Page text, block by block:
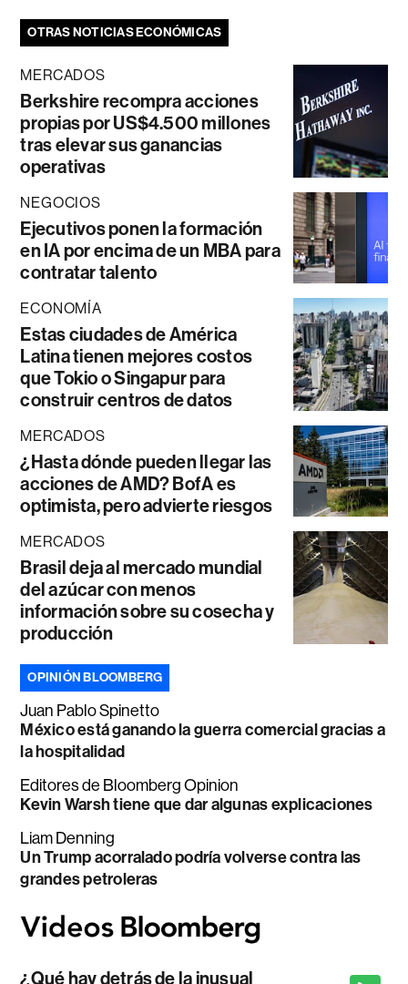
OTRAS NOTICIAS ECONÓMICAS
MERCADOS
Berkshire recompra acciones
propias por US$4.500 millones
tras elevar sus ganancias
operativas
NEGOCIOS
Ejecutivos ponen la formación
en IA por encima de un MBA para
contratar talento
ECONOMÍA
Estas ciudades de América
Latina tienen mejores costos
que Tokio o Singapur para
construir centros de datos
MERCADOS
¿Hasta dónde pueden llegar las
acciones de AMD? BofA es
optimista, pero advierte riesgos
MERCADOS
Brasil deja al mercado mundial
del azúcar con menos
información sobre su cosecha y
producción
OPINIÓN BLOOMBERG
Juan Pablo Spinetto
México está ganando la guerra comercial gracias a
la hospitalidad
Editores de Bloomberg Opinion
Kevin Warsh tiene que dar algunas explicaciones
Liam Denning
Un Trump acorralado podría volverse contra las
grandes petroleras
¿Qué hay detrás de la inusual